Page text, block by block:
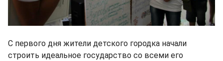
С первого дня жители детского городка начали
строить идеальное государство со всеми его